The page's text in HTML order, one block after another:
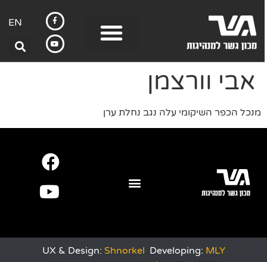
EN
אבי וורצמן
מנכל הכפר השיקומי עלה נגב נחלת ערן
UX & Design:Shnorkel Developing:MLY